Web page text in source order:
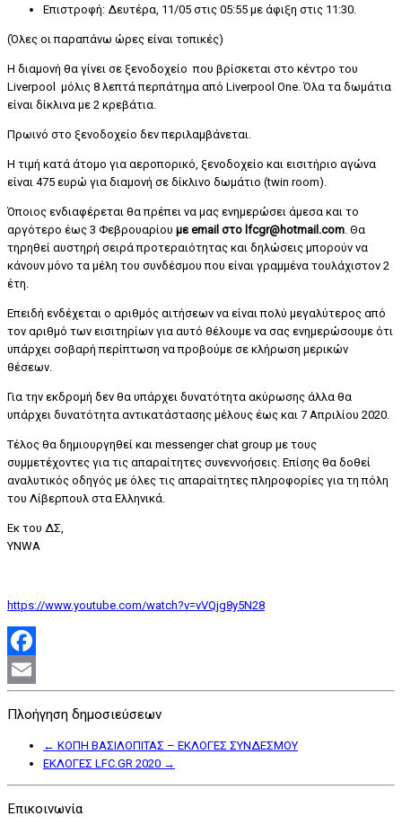
Επιστροφή: Δευτέρα, 11/05 στις 05:55 με άφιξη στις 11:30.
(Όλες οι παραπάνω ώρες είναι τοπικές)
Η διαμονή θα γίνει σε ξενοδοχείο που βρίσκεται στο κέντρο του
Liverpool μόλις 8 λεπτά περπάτημα από Liverpool One. Όλα τα δωμάτια
είναι δίκλινα με 2 κρεβάτια.
Πρωινό στο ξενοδοχείο δεν περιλαμβάνεται.
Η τιμή κατά άτομο για αεροπορικό, ξενοδοχείο και εισιτήριο αγώνα
είναι 475 ευρώ για διαμονή σε δίκλινο δωμάτιο (twin room).
Όποιος ενδιαφέρεται θα πρέπει να μας ενημερώσει άμεσα και το
αργότερο έως 3 Φεβρουαρίου με email στο lfcgr@hotmail.com. Θα
τηρηθεί αυστηρή σειρά προτεραιότητας και δηλώσεις μπορούν να
κάνουν μόνο τα μέλη του συνδέσμου που είναι γραμμένα τουλάχιστον 2
έτη.
Επειδή ενδέχεται ο αριθμός αιτήσεων να είναι πολύ μεγαλύτερος από
τον αριθμό των εισιτηρίων για αυτό θέλουμε να σας ενημερώσουμε ότι
υπάρχει σοβαρή περίπτωση να προβούμε σε κλήρωση μερικών
θέσεων.
Για την εκδρομή δεν θα υπάρχει δυνατότητα ακύρωσης άλλα θα
υπάρχει δυνατότητα αντικατάστασης μέλους έως και 7 Απριλίου 2020.
Τέλος θα δημιουργηθεί και messenger chat group με τους
συμμετέχοντες για τις απαραίτητες συνεννοήσεις. Επίσης θα δοθεί
αναλυτικός οδηγός με όλες τις απαραίτητες πληροφορίες για τη πόλη
του Λίβερπουλ στα Ελληνικά.
Εκ του ΔΣ,
YNWA
https://www.youtube.com/watch?v=vVQjg8y5N28
Facebook
Πλοήγηση δημοσιεύσεων
← ΚΟΠΗ ΒΑΣΙΛΟΠΙΤΑΣ – ΕΚΛΟΓΕΣ ΣΥΝΔΕΣΜΟΥ
ΕΚΛΟΓΕΣ LFC.GR 2020 →
Επικοινωνία